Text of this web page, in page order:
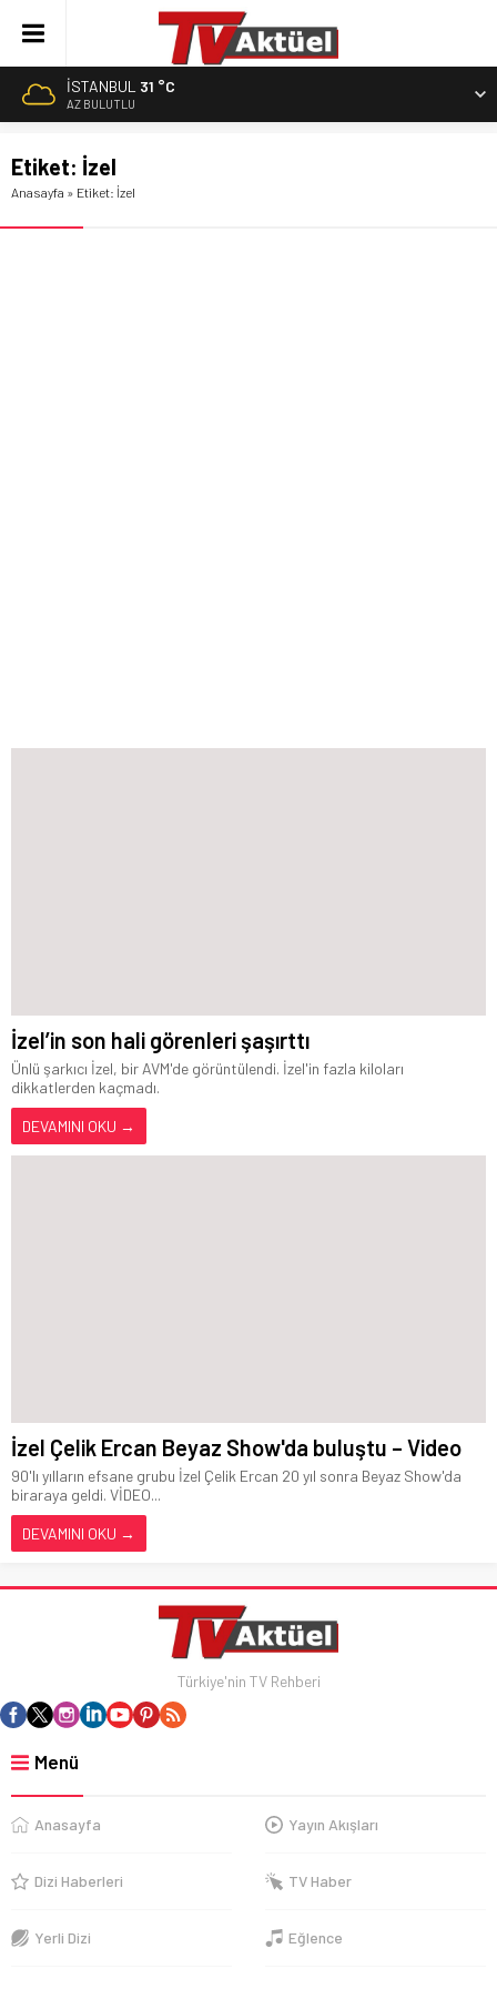
İSTANBUL 31 °C
AZ BULUTLU
Etiket: İzel
Anasayfa » Etiket: İzel
İzel’in son hali görenleri şaşırttı
Ünlü şarkıcı İzel, bir AVM'de görüntülendi. İzel'in fazla kiloları
dikkatlerden kaçmadı.
DEVAMINI OKU →
İzel Çelik Ercan Beyaz Show'da buluştu – Video
90'lı yılların efsane grubu İzel Çelik Ercan 20 yıl sonra Beyaz Show'da
biraraya geldi. VİDEO...
DEVAMINI OKU →
Türkiye'nin TV Rehberi
Menü
Anasayfa Yayın Akışları
Dizi Haberleri TV Haber
Yerli Dizi Eğlence